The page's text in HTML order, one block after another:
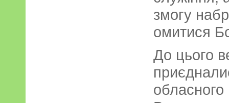
змогу
омитися
До цього